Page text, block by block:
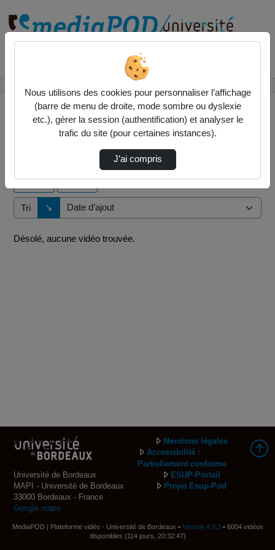
0 vidéo trouvée
Tri ↘
Direction de tri
Désolé, aucune vidéo trouvée.
Université de Bordeaux
MAPI - Université de Bordeaux
33000 Bordeaux - France
Google maps
Mentions légales
Accessibilité :
Partiellement conforme
ESUP-Portail
Projet Esup-Pod
MediaPOD | Plateforme vidéo - Université de Bordeaux • Version 4.0.3• 6004 vidéos
disponibles (114 jours, 20:32:47)
Nous utilisons des cookies pour personnaliser l’affichage
(barre de menu de droite, mode sombre ou dyslexie
etc.), gérer la session (authentification) et analyser le
trafic du site (pour certaines instances).
J’ai compris